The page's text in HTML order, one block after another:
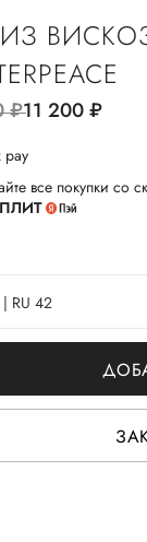
руб.11 200руб.
все покупки со
| RU 42